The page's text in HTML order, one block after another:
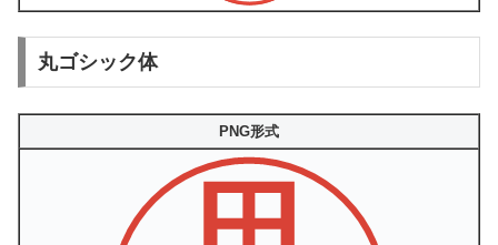
丸ゴシック体
PNG形式